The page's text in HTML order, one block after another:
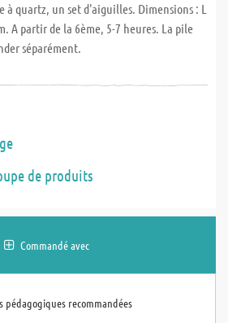
à quartz, un set d'aiguilles. Dimensions : L
A partir de la 6ème, 5-7 heures. La pile
séparément.
de produits
Commandé avec
pédagogiques recommandées